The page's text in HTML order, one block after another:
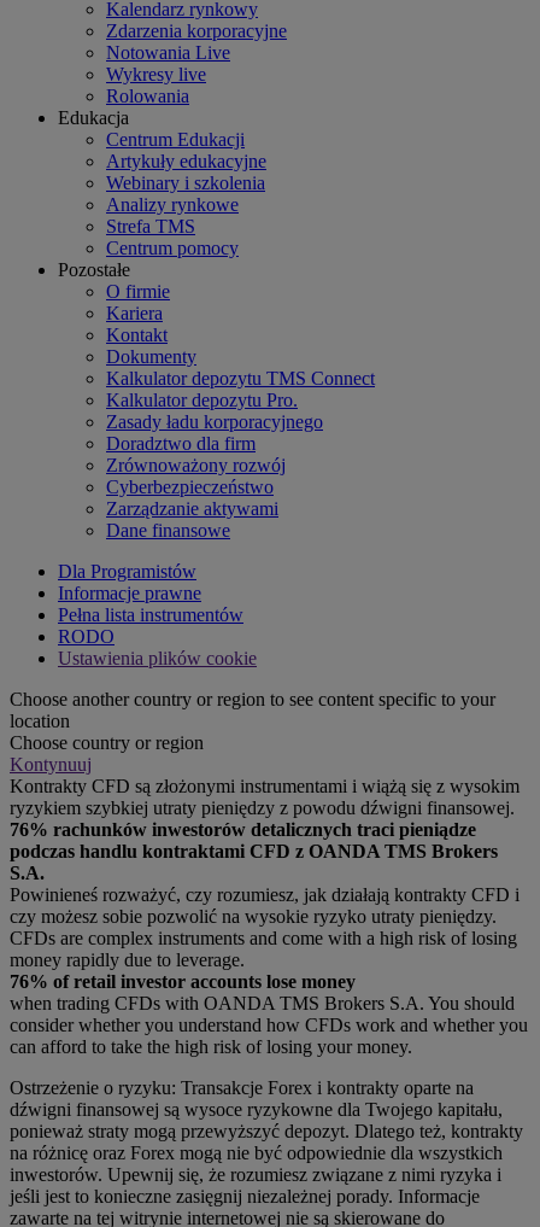
Kalendarz rynkowy
Zdarzenia korporacyjne
Notowania Live
Wykresy live
Rolowania
Edukacja
Centrum Edukacji
Artykuły edukacyjne
Webinary i szkolenia
Analizy rynkowe
Strefa TMS
Centrum pomocy
Pozostałe
O firmie
Kariera
Kontakt
Dokumenty
Kalkulator depozytu TMS Connect
Kalkulator depozytu Pro.
Zasady ładu korporacyjnego
Doradztwo dla firm
Zrównoważony rozwój
Cyberbezpieczeństwo
Zarządzanie aktywami
Dane finansowe
Dla Programistów
Informacje prawne
Pełna lista instrumentów
RODO
Ustawienia plików cookie
Choose another country or region to see content specific to your
location
Choose country or region
Kontynuuj
Kontrakty CFD są złożonymi instrumentami i wiążą się z wysokim
ryzykiem szybkiej utraty pieniędzy z powodu dźwigni finansowej.
76% rachunków inwestorów detalicznych traci pieniądze
podczas handlu kontraktami CFD z OANDA TMS Brokers
S.A.
Powinieneś rozważyć, czy rozumiesz, jak działają kontrakty CFD i
czy możesz sobie pozwolić na wysokie ryzyko utraty pieniędzy.
CFDs are complex instruments and come with a high risk of losing
money rapidly due to leverage.
76% of retail investor accounts lose money
when trading CFDs with OANDA TMS Brokers S.A. You should
consider whether you understand how CFDs work and whether you
can afford to take the high risk of losing your money.
Ostrzeżenie o ryzyku: Transakcje Forex i kontrakty oparte na
dźwigni finansowej są wysoce ryzykowne dla Twojego kapitału,
ponieważ straty mogą przewyższyć depozyt. Dlatego też, kontrakty
na różnicę oraz Forex mogą nie być odpowiednie dla wszystkich
inwestorów. Upewnij się, że rozumiesz związane z nimi ryzyka i
jeśli jest to konieczne zasięgnij niezależnej porady. Informacje
zawarte na tej witrynie internetowej nie są skierowane do